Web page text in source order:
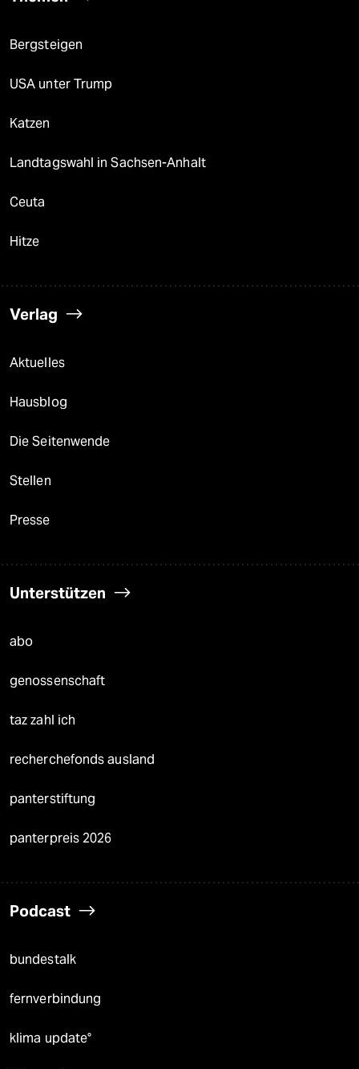
Bergsteigen
USA unter Trump
Katzen
Landtagswahl in Sachsen-Anhalt
Ceuta
Hitze
Verlag
Aktuelles
Hausblog
Die Seitenwende
Stellen
Presse
Unterstützen
abo
genossenschaft
taz zahl ich
recherchefonds ausland
panterstiftung
panterpreis 2026
Podcast
bundestalk
fernverbindung
klima update°